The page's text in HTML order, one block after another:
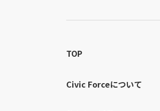
TOP
Civic Forceについて